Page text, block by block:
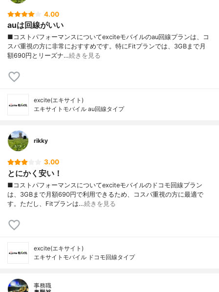
4.00
auは回線がいい
■コストパフォーマンスについてexciteモバイルのau回線プランは、コ
スパ重視の方に非常におすすめです。特にFitプランでは、3GBまで月
額690円とリーズナ…続きを見る
excite(エキサイト)
エキサイトモバイル au回線タイプ
rikky
3.00
とにかく安い！
■コストパフォーマンスについてexciteモバイルのドコモ回線プラン
は、3GBまで月額690円で利用できるため、コスパ重視の方に最適で
す。ただし、Fitプランは…続きを見る
excite(エキサイト)
エキサイトモバイル ドコモ回線タイプ
事務職